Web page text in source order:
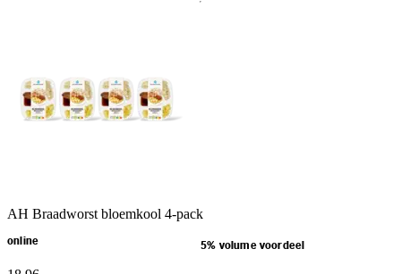
AH Braadworst bloemkool 4-pack
online 5% volume voordeel